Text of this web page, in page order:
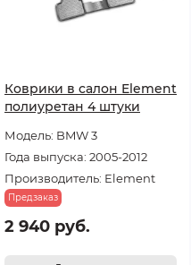
Коврики в салон Element
полиуретан 4 штуки
Модель: BMW 3
Года выпуска: 2005-2012
Производитель: Element
Предзаказ
2 940 руб.